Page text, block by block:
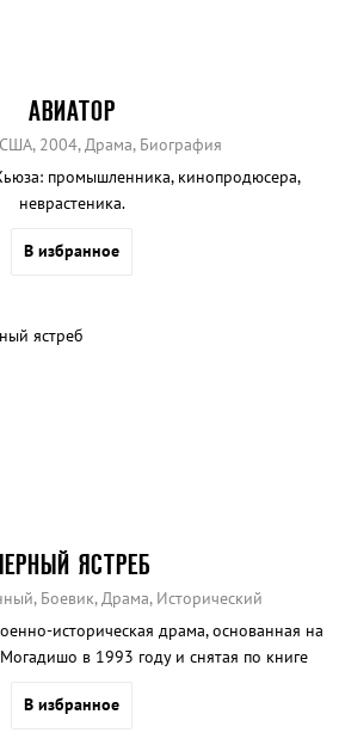
АВИАТОР
2004, Драма, Биография
промышленника, кинопродюсера,
неврастеника.
В избранное
ЯСТРЕБ
Боевик, Драма, Исторический
историческая драма, основанная на
в 1993 году и снятая по книге
В избранное